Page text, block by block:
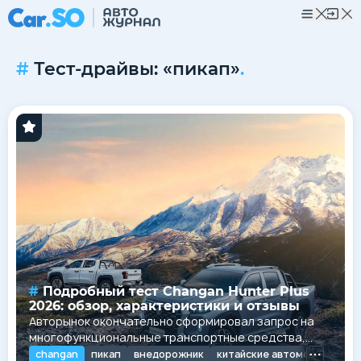
Тест-драйвы: «пикап».
Подробный тест Changan Hunter Plus
2026: обзор, характеристики и отзывы
Авторынок окончательно сформировал запрос на
многофункциональные транспортные средства,
которые способны сочетать в себе выносливость
changan пикап внедорожник китайские автомобили